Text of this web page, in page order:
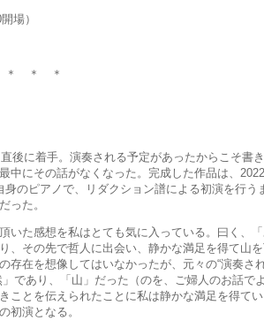
場）
＊ ＊ ＊
後に着手。演奏される予定があったからこそ書き
中にその話がなくなった。完成した作品は、2022
のピアノで、リダクション譜による初演を行う
った。
いた感想を私はとても気に入っている。曰く、
、その先で哲人に出会い、静かな満足を得て山
存在を想像してはいなかったが、元々の“演奏さ
であり、「山」だった（のを、ご婦人のお話でよ
ことを伝えられたことに私は静かな満足を得てい
初演となる。